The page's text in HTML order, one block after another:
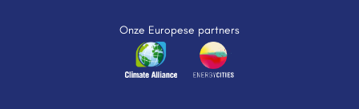
Onze Europese partners